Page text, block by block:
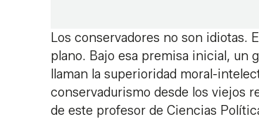
Los conservadores no son idiotas.
plano. Bajo esa premisa inicial, un
llaman la superioridad moral-
conservadurismo desde los viejos
de este profesor de Ciencias